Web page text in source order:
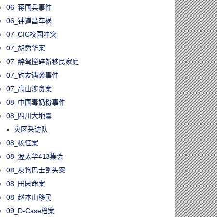
06_蒋国兵事件
06_钟道昌车祸
07_CIC校园冲突
07_胡秀华案
07_醉驾撞碎新移民家庭
07_钓友遇袭事件
07_高山涉贪案
08_中国毒奶粉事件
08_四川大地震
灾区采访队
08_杨佳案
08_渥太华413集会
08_灰狗巴士割头案
08_田园命案
08_赵本山移民
09_D-Case档案